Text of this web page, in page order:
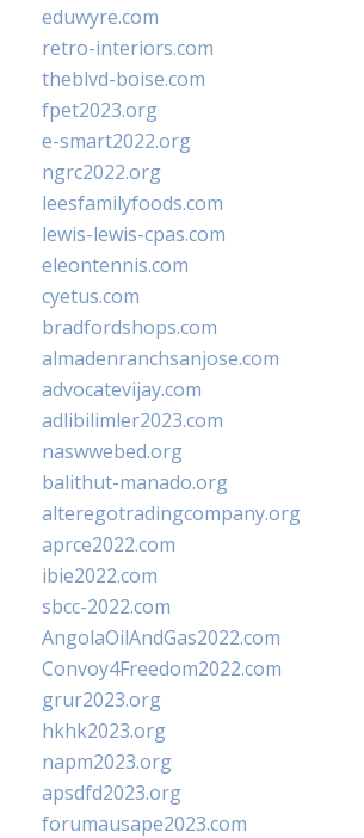
eduwyre.com
retro-interiors.com
theblvd-boise.com
fpet2023.org
e-smart2022.org
ngrc2022.org
leesfamilyfoods.com
lewis-lewis-cpas.com
eleontennis.com
cyetus.com
bradfordshops.com
almadenranchsanjose.com
advocatevijay.com
adlibilimler2023.com
naswwebed.org
balithut-manado.org
alteregotradingcompany.org
aprce2022.com
ibie2022.com
sbcc-2022.com
AngolaOilAndGas2022.com
Convoy4Freedom2022.com
grur2023.org
hkhk2023.org
napm2023.org
apsdfd2023.org
forumausape2023.com